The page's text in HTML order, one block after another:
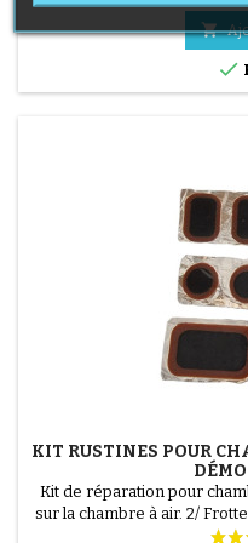


KIT RUSTINES POUR
Kit de réparation pour
sur la chambre à air. 2/
avec le grattoir fourni. 3/